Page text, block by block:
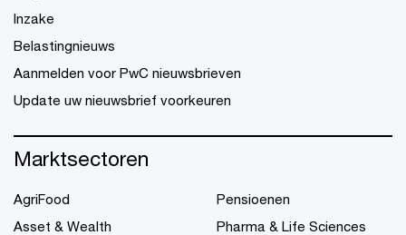
Inzake
Belastingnieuws
Aanmelden voor PwC nieuwsbrieven
Update uw nieuwsbrief voorkeuren
Marktsectoren
AgriFood
Asset & Wealth
Pensioenen
Pharma & Life Sciences